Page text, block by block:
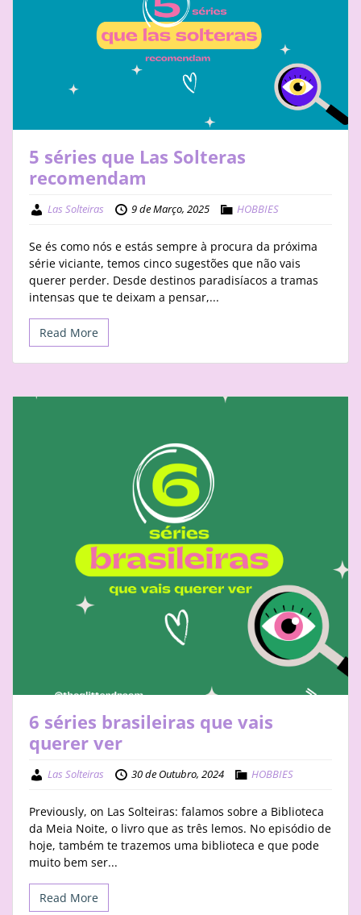
5 séries que Las Solteras
recomendam
Las Solteiras 9 de Março, 2025 HOBBIES
Se és como nós e estás sempre à procura da próxima
série viciante, temos cinco sugestões que não vais
querer perder. Desde destinos paradisíacos a tramas
intensas que te deixam a pensar,...
Read More
6 séries brasileiras que vais
querer ver
Las Solteiras 30 de Outubro, 2024 HOBBIES
Previously, on Las Solteiras: falamos sobre a Biblioteca
da Meia Noite, o livro que as três lemos. No episódio de
hoje, também te trazemos uma biblioteca e que pode
muito bem ser...
Read More